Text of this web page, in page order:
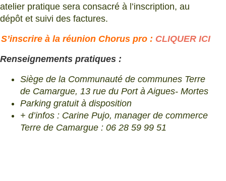
atelier pratique sera consacré à l’inscription, au
dépôt et suivi des factures.
S’inscrire à la réunion Chorus pro : CLIQUER ICI
Renseignements pratiques :
Siège de la Communauté de communes Terre
de Camargue, 13 rue du Port à Aigues- Mortes
Parking gratuit à disposition
+ d’infos : Carine Pujo, manager de commerce
Terre de Camargue : 06 28 59 99 51